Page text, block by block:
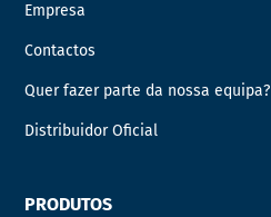
Empresa
Contactos
Quer fazer parte da nossa equipa?
Distribuidor Oficial
PRODUTOS